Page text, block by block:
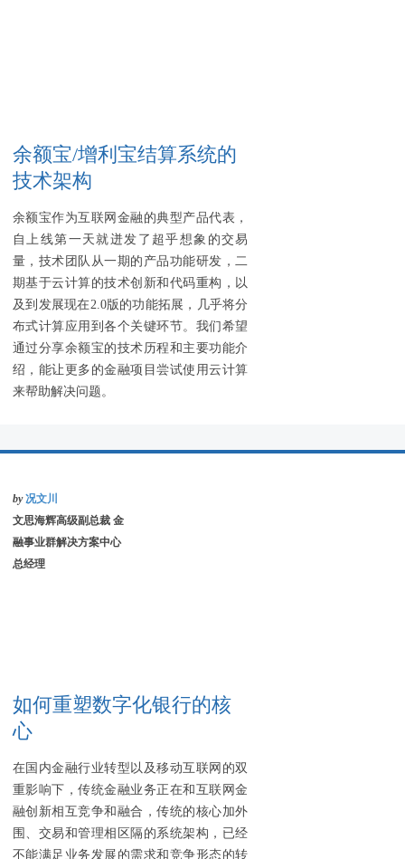
余额宝/增利宝结算系统的
技术架构
余额宝作为互联网金融的典型产品代表，
自上线第一天就迸发了超乎想象的交易
量，技术团队从一期的产品功能研发，二
期基于云计算的技术创新和代码重构，以
及到发展现在2.0版的功能拓展，几乎将分
布式计算应用到各个关键环节。我们希望
通过分享余额宝的技术历程和主要功能介
绍，能让更多的金融项目尝试使用云计算
来帮助解决问题。
by 况文川
文思海辉高级副总裁 金
融事业群解决方案中心
总经理
如何重塑数字化银行的核
心
在国内金融行业转型以及移动互联网的双
重影响下，传统金融业务正在和互联网金
融创新相互竞争和融合，传统的核心加外
围、交易和管理相区隔的系统架构，已经
不能满足业务发展的需求和竞争形态的转